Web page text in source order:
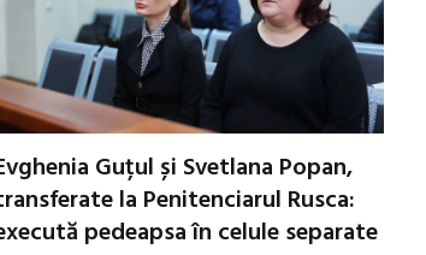
Guțul și Svetlana Popan,
la Penitenciarul Rusca:
pedeapsa în celule separate